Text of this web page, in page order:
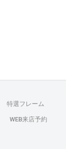
特選フレーム
WEB来店予約